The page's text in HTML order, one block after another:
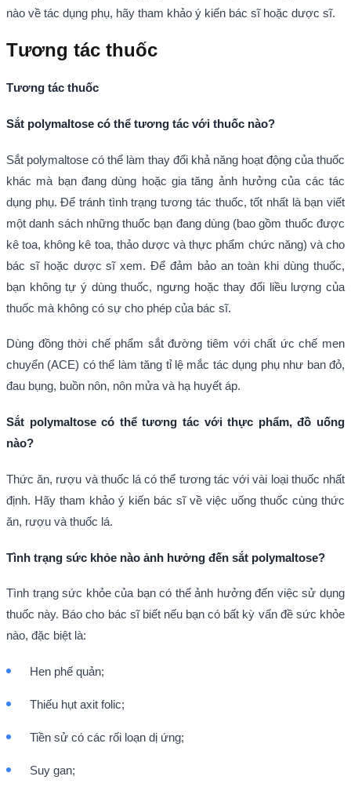
nào về tác dụng phụ, hãy tham khảo ý kiến bác sĩ hoặc dược sĩ.
Tương tác thuốc
Tương tác thuốc
Sắt polymaltose có thể tương tác với thuốc nào?
Sắt polymaltose có thể làm thay đổi khả năng hoạt động của thuốc
khác mà bạn đang dùng hoặc gia tăng ảnh hưởng của các tác
dụng phụ. Để tránh tình trạng tương tác thuốc, tốt nhất là bạn viết
một danh sách những thuốc bạn đang dùng (bao gồm thuốc được
kê toa, không kê toa, thảo dược và thực phẩm chức năng) và cho
bác sĩ hoặc dược sĩ xem. Để đảm bảo an toàn khi dùng thuốc,
bạn không tự ý dùng thuốc, ngưng hoặc thay đổi liều lượng của
thuốc mà không có sự cho phép của bác sĩ.
Dùng đồng thời chế phẩm sắt đường tiêm với chất ức chế men
chuyển (ACE) có thể làm tăng tỉ lệ mắc tác dụng phụ như ban đỏ,
đau bụng, buồn nôn, nôn mửa và hạ huyết áp.
Sắt polymaltose có thể tương tác với thực phẩm, đồ uống
nào?
Thức ăn, rượu và thuốc lá có thể tương tác với vài loại thuốc nhất
định. Hãy tham khảo ý kiến bác sĩ về việc uống thuốc cùng thức
ăn, rượu và thuốc lá.
Tình trạng sức khỏe nào ảnh hưởng đến sắt polymaltose?
Tình trạng sức khỏe của bạn có thể ảnh hưởng đến việc sử dụng
thuốc này. Báo cho bác sĩ biết nếu bạn có bất kỳ vấn đề sức khỏe
nào, đặc biệt là:
Hen phế quản;
Thiếu hụt axit folic;
Tiền sử có các rối loạn dị ứng;
Suy gan;